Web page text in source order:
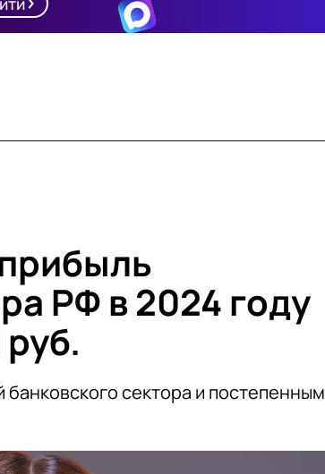
РФ в 2024 году
банковского сектора и постепенным